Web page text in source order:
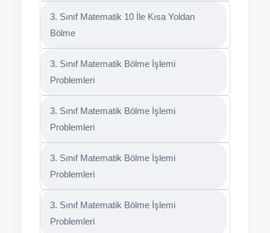
3. Sınıf Matematik 10 İle Kısa Yoldan
Bölme
3. Sınıf Matematik Bölme İşlemi
Problemleri
3. Sınıf Matematik Bölme İşlemi
Problemleri
3. Sınıf Matematik Bölme İşlemi
Problemleri
3. Sınıf Matematik Bölme İşlemi
Problemleri